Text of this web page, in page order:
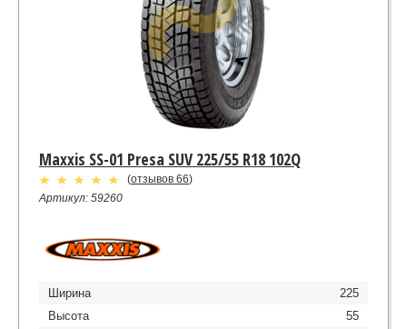
Maxxis SS-01 Presa SUV 225/55 R18 102Q
(отзывов 66)
Артикул: 59260
Ширина
225
Высота
55